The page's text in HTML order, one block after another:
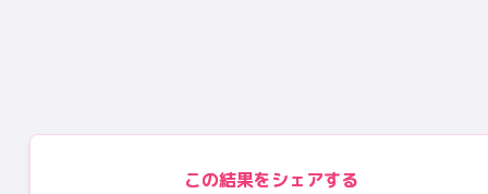
この結果をシェアする